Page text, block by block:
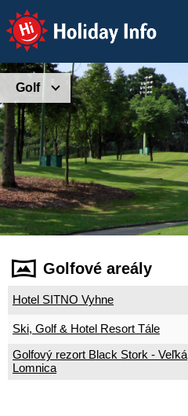
Holiday Info
Golf
Golfové areály
Hotel SITNO Vyhne
Ski, Golf & Hotel Resort Tále
Golfový rezort Black Stork - Veľká
Lomnica